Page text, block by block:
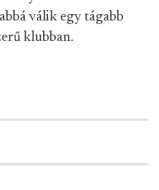
válik egy tágabb
klubban.